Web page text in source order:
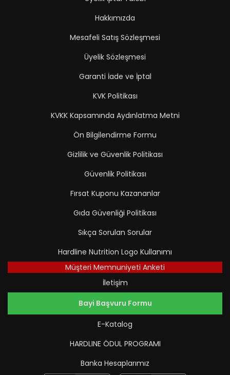
Hakkımızda
Mesafeli Satış Sözleşmesi
Üyelik Sözleşmesi
Garanti İade ve İptal
KVK Politikası
KVKK Kapsamında Aydınlatma Metni
Ön Bilgilendirme Formu
Gizlilik ve Güvenlik Politikası
Güvenlik Politikası
Fırsat Kuponu Kazananlar
Gıda Güvenliği Politikası
Sıkça Sorulan Sorular
Hardline Nutrition Logo Kullanımı
Müşteri Memnuniyeti Anketi
İletişim
Bayi Başvuru Formu
E-Katalog
HARDLINE ÖDUL PROGRAMI
Banka Hesaplarımız